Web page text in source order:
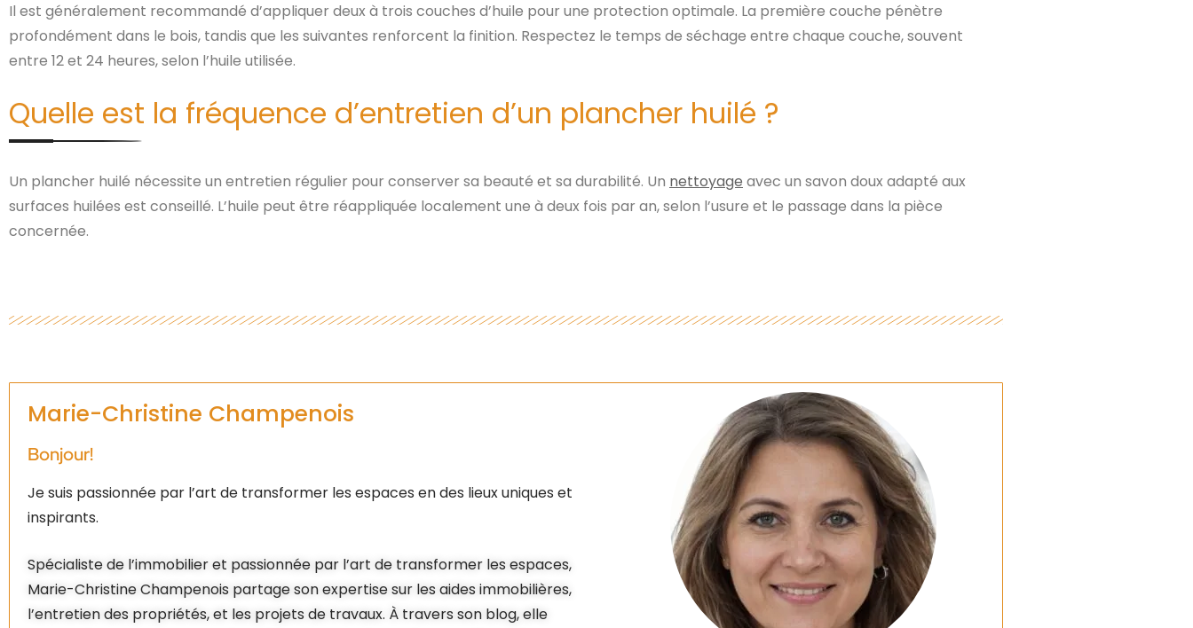
Il est généralement recommandé d’appliquer deux à trois couches d’huile pour une protection optimale. La première couche pénètre
profondément dans le bois, tandis que les suivantes renforcent la finition. Respectez le temps de séchage entre chaque couche, souvent
entre 12 et 24 heures, selon l’huile utilisée.
Quelle est la fréquence d’entretien d’un plancher huilé ?
Un plancher huilé nécessite un entretien régulier pour conserver sa beauté et sa durabilité. Un nettoyage avec un savon doux adapté aux
surfaces huilées est conseillé. L’huile peut être réappliquée localement une à deux fois par an, selon l’usure et le passage dans la pièce
concernée.
Marie-Christine Champenois
Bonjour!
Je suis passionnée par l’art de transformer les espaces en des lieux uniques et
inspirants.
Spécialiste de l’immobilier et passionnée par l’art de transformer les espaces,
Marie-Christine Champenois partage son expertise sur les aides immobilières,
l’entretien des propriétés, et les projets de travaux. À travers son blog, elle